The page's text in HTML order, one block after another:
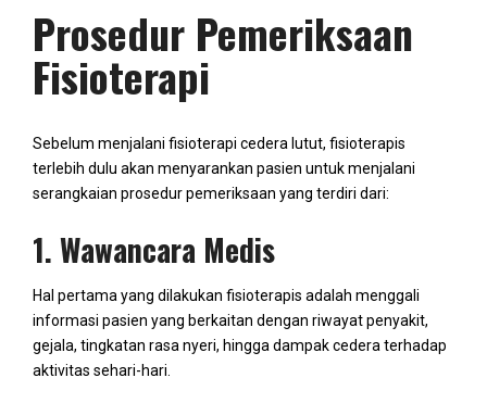
Prosedur Pemeriksaan
Fisioterapi
Sebelum menjalani fisioterapi cedera lutut, fisioterapis
terlebih dulu akan menyarankan pasien untuk menjalani
serangkaian prosedur pemeriksaan yang terdiri dari:
1. Wawancara Medis
Hal pertama yang dilakukan fisioterapis adalah menggali
informasi pasien yang berkaitan dengan riwayat penyakit,
gejala, tingkatan rasa nyeri, hingga dampak cedera terhadap
aktivitas sehari-hari.